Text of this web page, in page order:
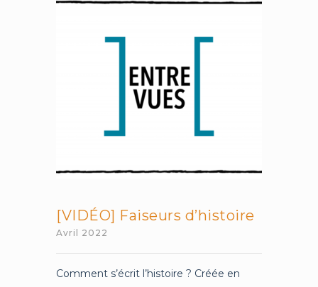
[VIDÉO] Faiseurs d’histoire
Avril 2022
Comment s’écrit l’histoire ? Créée en